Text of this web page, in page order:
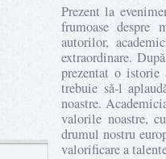
Prezent la
frumoase
autorilor,
extraordinare.
prezentat o
trebuie să-l
noastre.
valorile noastre,
drumul nostru
valorificare a